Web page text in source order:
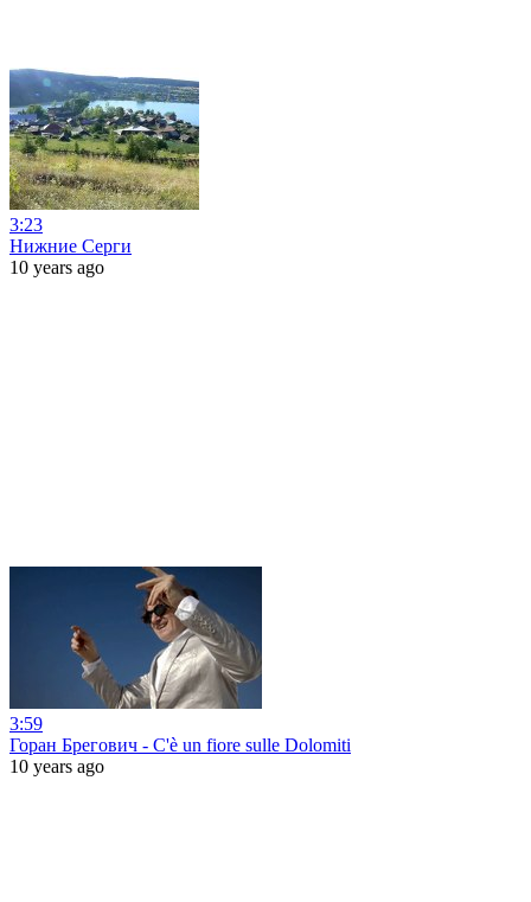
3:23
Нижние Серги
10 years ago
3:59
Горан Брегович - C'è un fiore sulle Dolomiti
10 years ago